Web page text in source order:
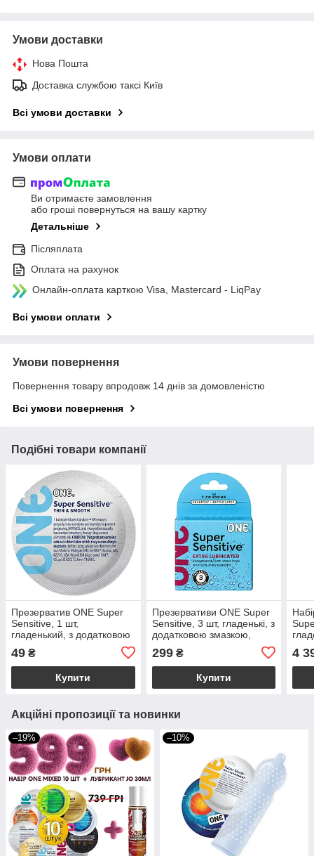
Умови доставки
Нова Пошта
Доставка службою таксі Київ
Всі умови доставки
Умови оплати
Ви отримаєте замовлення
або гроші повернуться на вашу картку
Детальніше
Післяплата
Оплата на рахунок
Онлайн-оплата карткою Visa, Mastercard - LiqPay
Всі умови оплати
Умови повернення
Повернення товару впродовж 14 днів за домовленістю
Всі умови повернення
Подібні товари компанії
Презерватив ONE Super
Sensitive, 1 шт,
гладенький, з додатковою
49 ₴
Купити
Презервативи ONE Super
Sensitive, 3 шт, гладенькі, з
додатковою змазкою,
299₴
Купити
4
Акційні пропозиції та новинки
–19% –10%